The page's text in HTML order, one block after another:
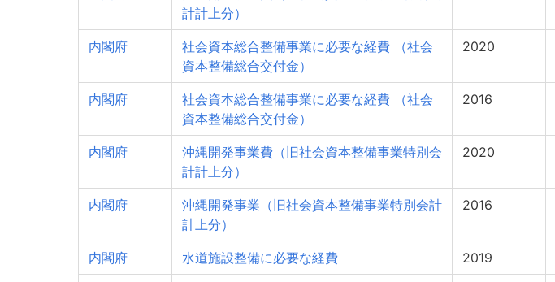
計計上分）
内閣府
社会資本総合整備事業に必要な経費 （社会
資本整備総合交付金）
2020
内閣府
社会資本総合整備事業に必要な経費 （社会
資本整備総合交付金）
2016
内閣府
沖縄開発事業費（旧社会資本整備事業特別会
計計上分）
2020
内閣府
沖縄開発事業（旧社会資本整備事業特別会計
計上分）
2016
内閣府 水道施設整備に必要な経費 2019